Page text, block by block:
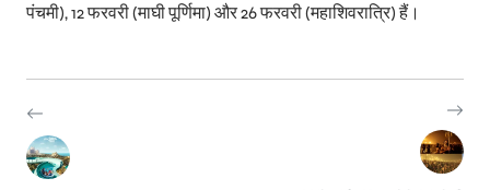
पंचमी), 12 फरवरी (माघी पूर्णिमा) और 26 फरवरी (महाशिवरात्रि) हैं।